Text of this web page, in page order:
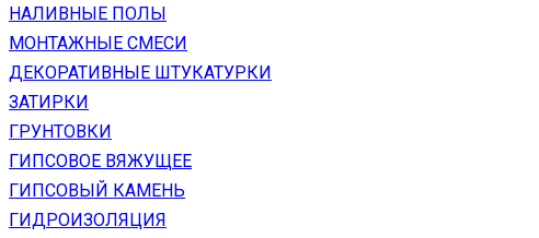
НАЛИВНЫЕ ПОЛЫ
МОНТАЖНЫЕ СМЕСИ
ДЕКОРАТИВНЫЕ ШТУКАТУРКИ
ЗАТИРКИ
ГРУНТОВКИ
ГИПСОВОЕ ВЯЖУЩЕЕ
ГИПСОВЫЙ КАМЕНЬ
ГИДРОИЗОЛЯЦИЯ